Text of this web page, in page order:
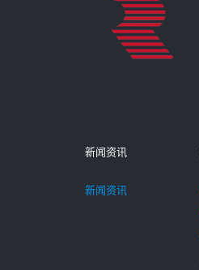
新闻资讯
新闻资讯